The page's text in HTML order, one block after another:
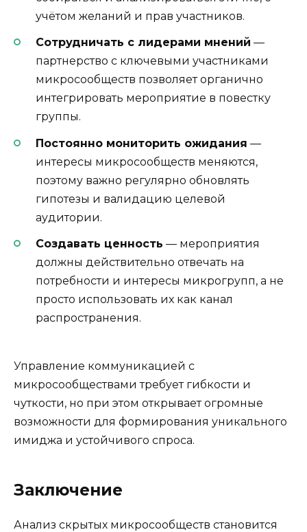
учётом желаний и прав участников.
Сотрудничать с лидерами мнений —
партнерство с ключевыми участниками
микросообществ позволяет органично
интегрировать мероприятие в повестку
группы.
Постоянно мониторить ожидания —
интересы микросообществ меняются,
поэтому важно регулярно обновлять
гипотезы и валидацию целевой
аудитории.
Создавать ценность — мероприятия
должны действительно отвечать на
потребности и интересы микрогрупп, а не
просто использовать их как канал
распространения.
Управление коммуникацией с
микросообществами требует гибкости и
чуткости, но при этом открывает огромные
возможности для формирования уникального
имиджа и устойчивого спроса.
Заключение
Анализ скрытых микросообществ становится